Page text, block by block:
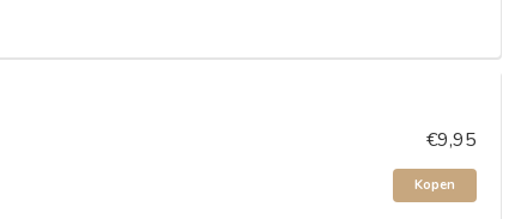
€9,95
Kopen